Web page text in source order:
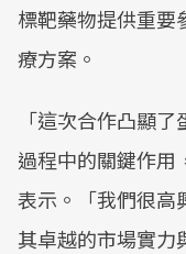
標靶藥物提供重要
療方案。
「這次合作凸顯
過程中的關鍵作
表示。「我們很高
其卓越的市場實力